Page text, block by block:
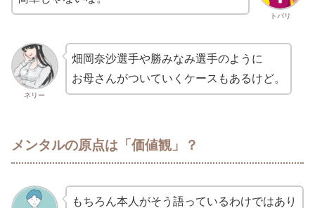
トバリ
ネリー
畑岡奈沙選手や勝みなみ選手のように
お母さんがついていくケースもあるけど。
メンタルの原点は「価値観」？
もちろん本人がそう語っているわけではあり